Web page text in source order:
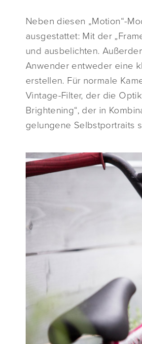
Neben diesen „Motion“-
ausgestattet: Mit der
und ausbelichten.
Anwender entweder eine
erstellen. Für normale
Vintage-Filter, der die
Brightening“, der in
gelungene Selbstportraits